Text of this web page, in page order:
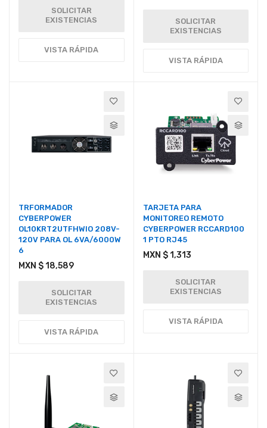
SOLICITAR
EXISTENCIAS
VISTA RÁPIDA
SOLICITAR
EXISTENCIAS
VISTA RÁPIDA
TRFORMADOR
CYBERPOWER
OL10KRT2UTFHWIO 208V-
120V PARA OL 6VA/6000W
6
MXN $ 18,589
SOLICITAR
EXISTENCIAS
VISTA RÁPIDA
TARJETA PARA
MONITOREO REMOTO
CYBERPOWER RCCARD100
1 PTO RJ45
MXN $ 1,313
SOLICITAR
EXISTENCIAS
VISTA RÁPIDA